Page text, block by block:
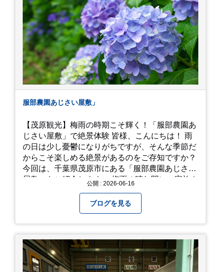
うなぁ。 それでは、皆さん、梅雨冷えの日もござ
いますが、お元気でお過ごし下さい。
服部農園あじさい屋敷」
【茂原観光】梅雨の時期こそ輝く！「服部農園あ
じさい屋敷」で絶景体験 皆様、こんにちは！ 雨
の日は少し憂鬱になりがちですが、そんな季節だ
からこそ楽しめる絶景があるのをご存知ですか？
今回は、千葉県茂原市にある「服部農園あじさい
屋敷」をご紹介します。 梅雨の晴れ間に、家族や
め尽くす「あじさい」 服部農園あじさい屋敷の魅
力は、なんといってもそのスケール感。約18,000
平方メートルの広大な敷地に、なんと250種類以
上・約20,000株ものアジサイが植えられていま
す。 山肌を埋め尽くすように咲き誇るブルー、ピ
ンク、紫のアジサイは圧巻の一言。 歩道が整備さ
公開 : 2026-06-16
ブログを見る